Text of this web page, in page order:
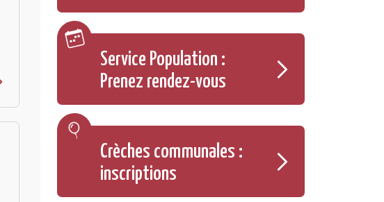
Service Population :
Prenez rendez-vous
Crèches communales :
inscriptions